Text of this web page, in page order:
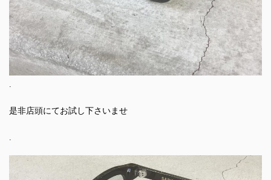
.
是非店頭にてお試し下さいませ
.